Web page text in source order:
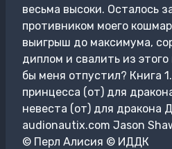
весьма высоки. Осталось
противником моего
выигрыш до максимума,
диплом и свалить из
бы меня отпустил? Книга
принцесса (от) для
невеста (от) для дракона
audionautix.com Jason
© Перл Алисия © ИДДК